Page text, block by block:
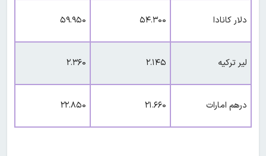
دلار کانادا ۵۴.۳۰۰ ۵۹.۹۵۰
لیر ترکیه ۲.۱۴۵ ۲‌.۳۶۰
درهم امارات ۲۱.۶۶۰ ۲۲.۸۵۰